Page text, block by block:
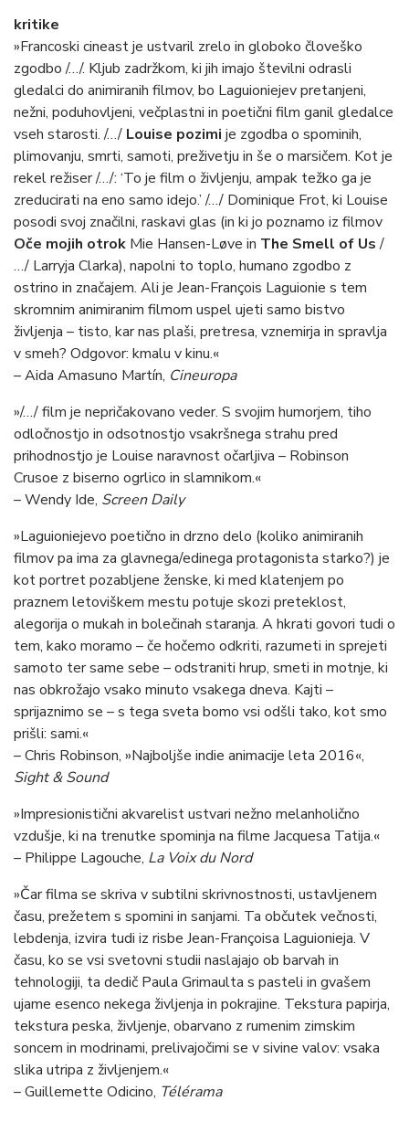
kritike
»Francoski cineast je ustvaril zrelo in globoko človeško
zgodbo /…/. Kljub zadržkom, ki jih imajo številni odrasli
gledalci do animiranih filmov, bo Laguioniejev pretanjeni,
nežni, poduhovljeni, večplastni in poetični film ganil gledalce
vseh starosti. /…/ Louise pozimi je zgodba o spominih,
plimovanju, smrti, samoti, preživetju in še o marsičem. Kot je
rekel režiser /…/: ‘To je film o življenju, ampak težko ga je
zreducirati na eno samo idejo.’ /…/ Dominique Frot, ki Louise
posodi svoj značilni, raskavi glas (in ki jo poznamo iz filmov
Oče mojih otrok Mie Hansen-Løve in The Smell of Us/
…/ Larryja Clarka), napolni to toplo, humano zgodbo z
ostrino in značajem. Ali je Jean-François Laguionie s tem
skromnim animiranim filmom uspel ujeti samo bistvo
življenja – tisto, kar nas plaši, pretresa, vznemirja in spravlja
v smeh? Odgovor: kmalu v kinu.«
– Aida Amasuno Martín, Cineuropa
»/…/ film je nepričakovano veder. S svojim humorjem, tiho
odločnostjo in odsotnostjo vsakršnega strahu pred
prihodnostjo je Louise naravnost očarljiva – Robinson
Crusoe z biserno ogrlico in slamnikom.«
– Wendy Ide, Screen Daily
»Laguioniejevo poetično in drzno delo (koliko animiranih
filmov pa ima za glavnega/edinega protagonista starko?) je
kot portret pozabljene ženske, ki med klatenjem po
praznem letoviškem mestu potuje skozi preteklost,
alegorija o mukah in bolečinah staranja. A hkrati govori tudi o
tem, kako moramo – če hočemo odkriti, razumeti in sprejeti
samoto ter same sebe – odstraniti hrup, smeti in motnje, ki
nas obkrožajo vsako minuto vsakega dneva. Kajti –
sprijaznimo se – s tega sveta bomo vsi odšli tako, kot smo
prišli: sami.«
– Chris Robinson, »Najboljše indie animacije leta 2016«,
Sight & Sound
»Impresionistični akvarelist ustvari nežno melanholično
vzdušje, ki na trenutke spominja na filme Jacquesa Tatija.«
– Philippe Lagouche, La Voixdu Nord
»Čar filma se skriva v subtilni skrivnostnosti, ustavljenem
času, prežetem s spomini in sanjami. Ta občutek večnosti,
lebdenja, izvira tudi iz risbe Jean-Françoisa Laguionieja. V
času, ko se vsi svetovni studii naslajajo ob barvah in
tehnologiji, ta dedič Paula Grimaulta s pasteli in gvašem
ujame esenco nekega življenja in pokrajine. Tekstura papirja,
tekstura peska, življenje, obarvano z rumenim zimskim
soncem in modrinami, prelivajočimi se v sivine valov: vsaka
slika utripa z življenjem.«
– Guillemette Odicino, Télérama